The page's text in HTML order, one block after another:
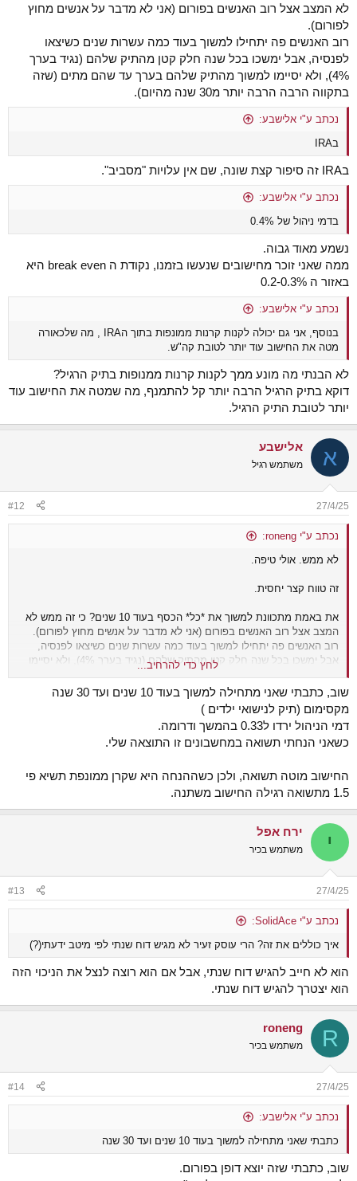
לא המצב אצל רוב האנשים בפורום (אני לא מדבר על אנשים מחוץ
לפורום).
רוב האנשים פה יתחילו למשוך בעוד כמה עשרות שנים כשיצאו
לפנסיה, אבל ימשכו בכל שנה חלק קטן מהתיק שלהם (נגיד בערך
4%), ולא יסיימו למשוך מהתיק שלהם בערך עד שהם מתים (שזה
בתקווה הרבה הרבה יותר מ30 שנה מהיום).
נכתב ע"י אלישבע:
בIRA
בIRA זה סיפור קצת שונה, שם אין עלויות "מסביב".
נכתב ע"י אלישבע:
בדמי ניהול של 0.4%
נשמע מאוד גבוה.
ממה שאני זוכר מחישובים שנעשו בזמנו, נקודת ה break even היא
באזור ה 0.2-0.3%
נכתב ע"י אלישבע:
בנוסף, אני גם יכולה לקנות קרנות ממונפות בתוך הIRA , מה שלכאורה
מטה את החישוב עוד יותר לטובת קה"ש.
לא הבנתי מה מונע ממך לקנות קרנות ממנופות בתיק הרגיל?
דוקא בתיק הרגיל הרבה יותר קל להתמנף, מה שמטה את החישוב עוד
יותר לטובת התיק הרגיל.
א אלישבע
משתמש רגיל
27/4/25
#12
נכתב ע"י roneng:
לא ממש. אולי טיפה.
זה טווח קצר יחסית.
את באמת מתכוונת למשוך את *כל* הכסף בעוד 10 שנים? כי זה ממש לא
המצב אצל רוב האנשים בפורום (אני לא מדבר על אנשים מחוץ לפורום).
רוב האנשים פה יתחילו למשוך בעוד כמה עשרות שנים כשיצאו לפנסיה,
אבל ימשכו בכל שנה חלק קטן מהתיק שלהם (נגיד בערך 4%), ולא יסיימו
מ30 שנה מהיום).
בIRA זה סיפור קצת שונה, שם אין עלויות "מסביב".
נשמע מאוד גבוה.
0.2-0.3%
לטובת התיק הרגיל.
לחץ כדי להרחיב...
שוב, כתבתי שאני מתחילה למשוך בעוד 10 שנים ועד 30 שנה
מקסימום (תיק לנישואי ילדים )
דמי הניהול ירדו ל0.33 בהמשך ודרומה.
כשאני הנחתי תשואה במחשבונים זו התוצאה שלי.
החישוב מוטה תשואה, ולכן כשההנחה היא שקרן ממונפת תשיא פי
1.5 מתשואה רגילה החישוב משתנה.
י ירח אפל
משתמש בכיר
27/4/25
#13
נכתב ע"י SolidAce:
איך כוללים את זה? הרי עוסק זעיר לא מגיש דוח שנתי לפי מיטב ידעתי(?)
הוא לא חייב להגיש דוח שנתי, אבל אם הוא רוצה לנצל את הניכוי הזה
הוא יצטרך להגיש דוח שנתי.
R
roneng
משתמש בכיר
27/4/25
#14
נכתב ע"י אלישבע:
כתבתי שאני מתחילה למשוך בעוד 10 שנים ועד 30 שנה
שוב, כתבתי שזה יוצא דופן בפורום.